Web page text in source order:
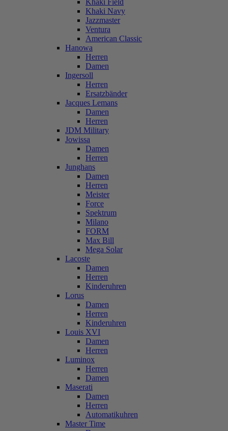
Khaki Field
Khaki Navy
Jazzmaster
Ventura
American Classic
Hanowa
Herren
Damen
Ingersoll
Herren
Ersatzbänder
Jacques Lemans
Damen
Herren
JDM Military
Jowissa
Damen
Herren
Junghans
Damen
Herren
Meister
Force
Spektrum
Milano
FORM
Max Bill
Mega Solar
Lacoste
Damen
Herren
Kinderuhren
Lorus
Damen
Herren
Kinderuhren
Louis XVI
Damen
Herren
Luminox
Herren
Damen
Maserati
Damen
Herren
Automatikuhren
Master Time